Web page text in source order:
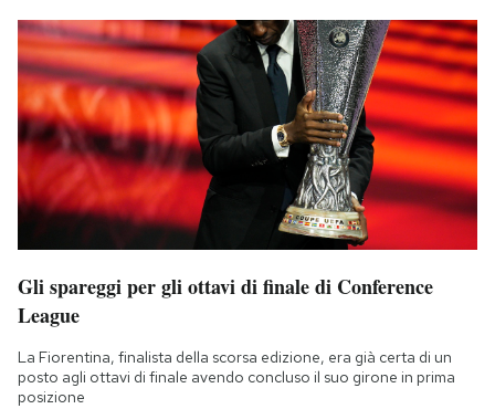
Gli spareggi per gli ottavi di finale di Conference
League
La Fiorentina, finalista della scorsa edizione, era già certa di un
posto agli ottavi di finale avendo concluso il suo girone in prima
posizione